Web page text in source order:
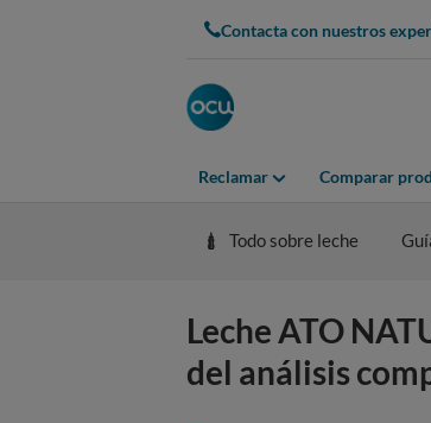
Contacta con nuestros
Reclamar Comparar
Todo sobre leche
Leche ATO
del análisis